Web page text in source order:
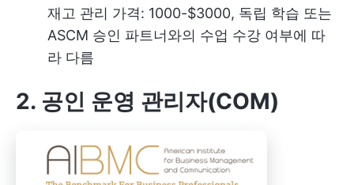
재고 관리 가격: 1000-$3000, 독립 학습 또는
ASCM 승인 파트너와의 수업 수강 여부에 따
라 다름
2. 공인 운영 관리자(COM)